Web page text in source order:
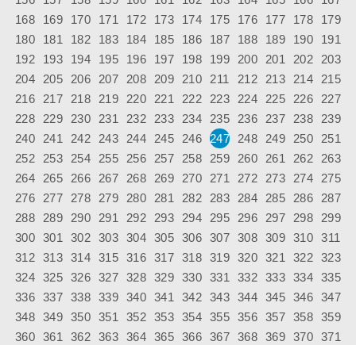
168
169 170 171 172 173 174 175 176 177 178
179
180
181 182 183 184 185 186 187 188 189 190
191
192
193 194 195 196 197 198 199 200 201 202
203
204
205 206 207 208 209 210 211 212 213 214
215
216
217 218 219 220 221 222 223 224 225 226
227
228
229 230 231 232 233 234 235 236 237 238
239
240
241 242 243 244 245 246 247 248 249 250
251
252
253 254 255 256 257 258 259 260 261 262
263
264
265 266 267 268 269 270 271 272 273 274
275
276
277 278 279 280 281 282 283 284 285 286
287
288
289 290 291 292 293 294 295 296 297 298
299
300 301 302 303 304 305 306 307 308 309 310
311
312 313 314 315 316 317 318 319 320 321 322 323
324 325 326 327 328 329 330 331 332 333 334 335
336 337 338 339 340 341 342 343 344 345 346 347
348 349 350 351 352 353 354 355 356 357 358 359
360 361 362 363 364 365 366 367 368 369 370 371